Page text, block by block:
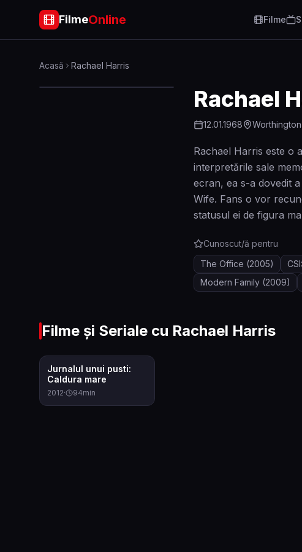
FilmeOnline Filme
Acasă Rachael Harris
Rachael
12.01.1968
Rachael Harris este o
interpretările sale
ecran, ea s-a dovedit
Wife. Fans o vor
statusul ei de figura
Cunoscut/ă pentru
The Office (2005)
Modern Family (2009)
Filme și Seriale cu Rachael Harris
Jurnalul unui pusti:
Caldura mare
2012· 94min